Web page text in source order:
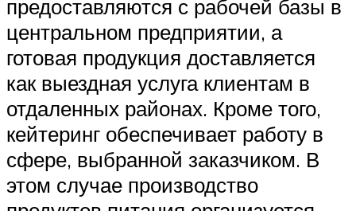
предоставляются с рабочей базы в
центральном предприятии, а
готовая продукция доставляется
как выездная услуга клиентам в
отдаленных районах. Кроме того,
кейтеринг обеспечивает работу в
сфере, выбранной заказчиком. В
этом случае производство